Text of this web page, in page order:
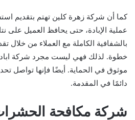
كما أن شركة زهرة كلين تهتم بتقديم
عملية الإبادة، حتى يحافظ العميل على
بالشفافية الكاملة مع العملاء من خلال
خطوة. لذلك فهي ليست مجرد شركة
موثوق في الحماية. أيضًا فإنها تواصل
دائمًا في المقدمة.
شركة مكافحة